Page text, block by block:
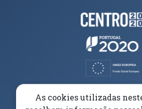
Parceiros e
As cookies utilizadas